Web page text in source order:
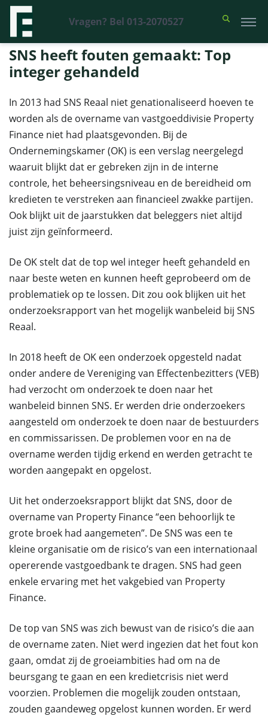
Vragen? Bel 013-2070527
Financieel Recht Advocaten >Uitspraken>SNS heeft fouten gemaakt:
Top integer gehandeld
SNS heeft fouten gemaakt: Top
integer gehandeld
In 2013 had SNS Reaal niet genationaliseerd hoeven te
worden als de overname van vastgoeddivisie Property
Finance niet had plaatsgevonden. Bij de
Ondernemingskamer (OK) is een verslag neergelegd
waaruit blijkt dat er gebreken zijn in de interne
controle, het beheersingsniveau en de bereidheid om
kredieten te verstreken aan financieel zwakke partijen.
Ook blijkt uit de jaarstukken dat beleggers niet altijd
juist zijn geïnformeerd.
De OK stelt dat de top wel integer heeft gehandeld en
naar beste weten en kunnen heeft geprobeerd om de
problematiek op te lossen. Dit zou ook blijken uit het
onderzoeksrapport van het mogelijk wanbeleid bij SNS
Reaal.
In 2018 heeft de OK een onderzoek opgesteld nadat
onder andere de Vereniging van Effectenbezitters (VEB)
had verzocht om onderzoek te doen naar het
wanbeleid binnen SNS. Er werden drie onderzoekers
aangesteld om onderzoek te doen naar de bestuurders
en commissarissen. De problemen voor en na de
overname werden tijdig erkend en werden getracht te
worden aangepakt en opgelost.
Uit het onderzoeksrapport blijkt dat SNS, door de
overname van Property Finance “een behoorlijk te
grote broek had aangemeten”. De SNS was een te
kleine organisatie om de risico’s van een internationaal
opererende vastgoedbank te dragen. SNS had geen
enkele ervaring met het vakgebied van Property
Finance.
De top van SNS was zich bewust van de risico’s die aan
de overname zaten. Niet werd ingezien dat het fout kon
gaan, omdat zij de groeiambities had om na de
beursgang te gaan en een kredietcrisis niet werd
voorzien. Problemen die mogelijk zouden ontstaan,
zouden gaandeweg opgelost kunnen worden. Er werd